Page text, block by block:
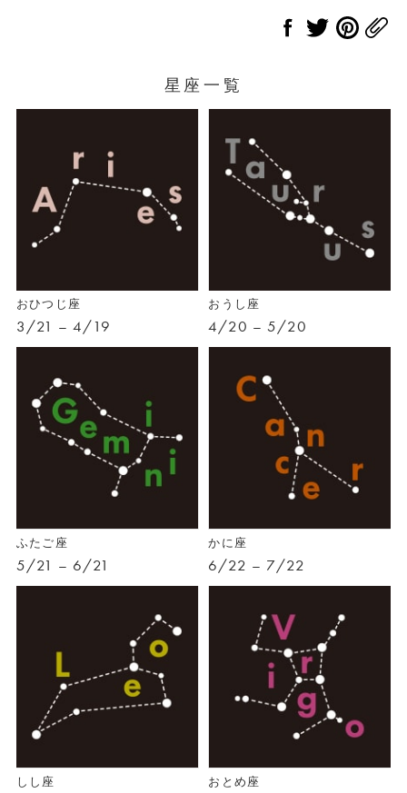
星座一覧
おひつじ座
3/21 – 4/19
おうし座
4/20 – 5/20
ふたご座
5/21 – 6/21
かに座
6/22 – 7/22
しし座 おとめ座